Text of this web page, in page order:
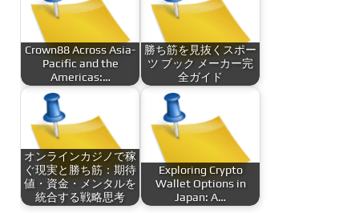
Crown88 Across Asia-
Pacific and the
Americas:…
勝ち筋を見抜くスポー
ツ ブック メーカー完
全ガイド
オンラインカジノで稼
ぐ現実と勝ち筋：期待
値・資金・メンタルを
統合する戦略思考
Exploring Crypto
Wallet Options in
Japan: A…